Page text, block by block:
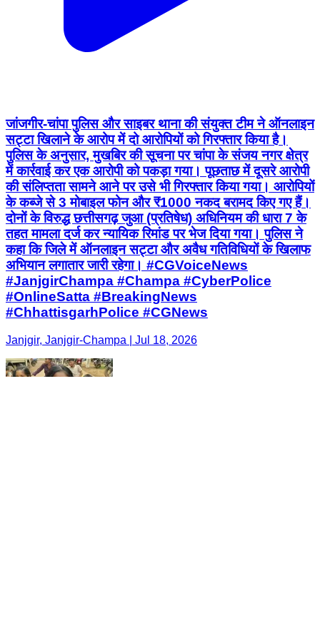
जांजगीर-चांपा पुलिस और साइबर थाना की संयुक्त टीम ने ऑनलाइन
सट्टा खिलाने के आरोप में दो आरोपियों को गिरफ्तार किया है।
पुलिस के अनुसार, मुखबिर की सूचना पर चांपा के संजय नगर क्षेत्र
में कार्रवाई कर एक आरोपी को पकड़ा गया। पूछताछ में दूसरे आरोपी
की संलिप्तता सामने आने पर उसे भी गिरफ्तार किया गया। आरोपियों
के कब्जे से 3 मोबाइल फोन और ₹1000 नकद बरामद किए गए हैं।
दोनों के विरुद्ध छत्तीसगढ़ जुआ (प्रतिषेध) अधिनियम की धारा 7 के
तहत मामला दर्ज कर न्यायिक रिमांड पर भेज दिया गया। पुलिस ने
कहा कि जिले में ऑनलाइन सट्टा और अवैध गतिविधियों के खिलाफ
अभियान लगातार जारी रहेगा। #CGVoiceNews
#JanjgirChampa #Champa #CyberPolice
#OnlineSatta #BreakingNews
#ChhattisgarhPolice #CGNews
Janjgir, Janjgir-Champa | Jul 18, 2026